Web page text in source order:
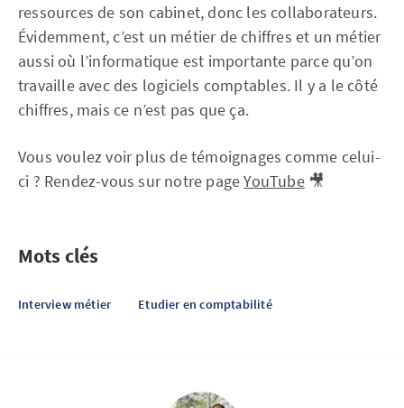
ressources de son cabinet, donc les collaborateurs.
Évidemment, c’est un métier de chiffres et un métier
aussi où l’informatique est importante parce qu’on
travaille avec des logiciels comptables. Il y a le côté
chiffres, mais ce n’est pas que ça.
Vous voulez voir plus de témoignages comme celui-
ci ? Rendez-vous sur notre pageYouTube🎥
Mots clés
Interview métier Etudier en comptabilité